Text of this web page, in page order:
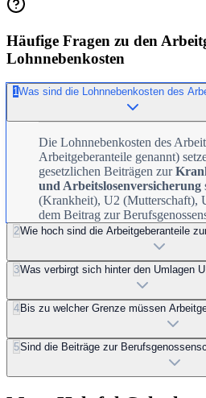
Häufige Fragen zu den
Lohnnebenkosten
1 Was sind die Lohnnebenkosten des
Die Lohnnebenkosten des
Arbeitgeberanteile genannt)
gesetzlichen Beiträgen zur
und Arbeitslosenversicherung
(Krankheit), U2 (Mutterschaft),
dem Beitrag zur
2Wie hoch sind die Arbeitgeberanteile
3Was verbirgt sich hinter den Umlagen
4 Bis zu welcher Grenze müssen
5Sind die Beiträge zur